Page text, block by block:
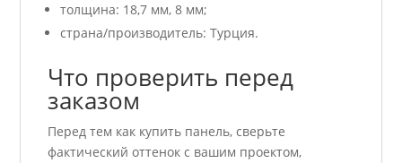
толщина: 18,7 мм, 8 мм;
страна/производитель: Турция.
Что проверить перед
заказом
Перед тем как купить панель, сверьте
фактический оттенок с вашим проектом,